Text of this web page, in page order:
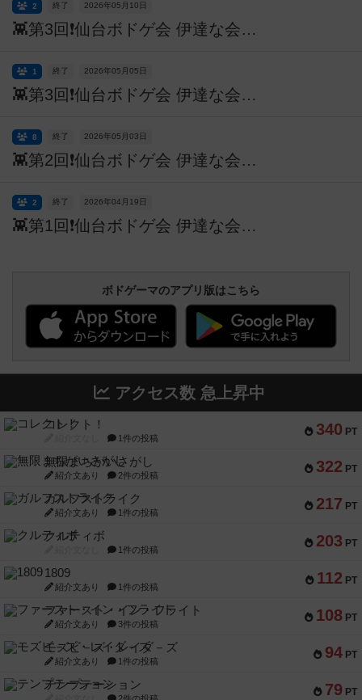
👾第3回❗️仙台ボドゲ会 伊達な会🌙🎮 5/10 12:00~18:00
終了 2026年05月10日
2
👾第3回❗️仙台ボドゲ会 伊達な会🌙🎮 5/5 12:00~18:00
終了 2026年05月05日
1
👾第2回❗️仙台ボドゲ会 伊達な会🌙🎮 5/3 12:00~18:00
終了 2026年05月03日
8
👾第1回❗️仙台ボドゲ会 伊達な会🌙🎮 4/19 16:00~19:00
終了 2026年04月19日
2
ボドゲーマのアプリ版はこちら
アクセス数 急上昇中
340 PT
コレクト！
1件の投稿
322 PT
無限まちがいさがし
紹介文あり 2件の投稿
217 PT
ガルフストライク
紹介文あり 1件の投稿
203 PT
クルティボ
1件の投稿
112 PT
1809
紹介文あり 1件の投稿
108 PT
ファースト・イン・フライト
紹介文あり 3件の投稿
94 PT
モズビ－ズ・レイダ－ズ
紹介文あり 1件の投稿
79 PT
テンプテーション